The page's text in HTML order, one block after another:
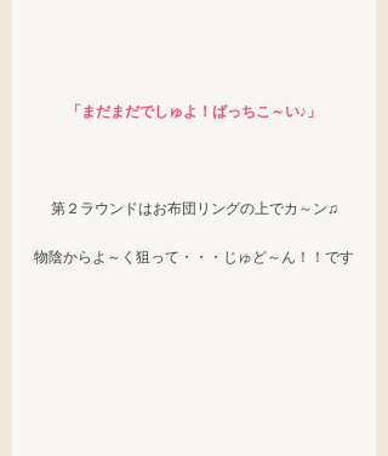
「まだまだでしゅよ！ばっちこ～い♪」
第２ラウンドはお布団リングの上でカ～ン♫
物陰からよ～く狙って・・・じゅど～ん！！です